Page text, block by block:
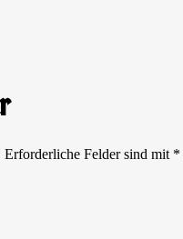
Erforderliche Felder sind mit *